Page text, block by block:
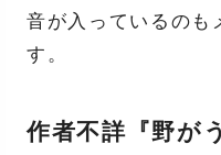
音が入っているのも
す。
作者不詳『野が